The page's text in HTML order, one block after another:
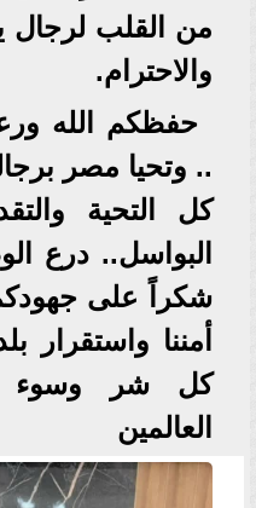
من القلب لرجال
والاحترام.
حفظكم الله
.. وتحيا مصر
كل التحية
البواسل.. درع
شكراً على
أمننا واستقرار
كل شر وسوء
العالمين